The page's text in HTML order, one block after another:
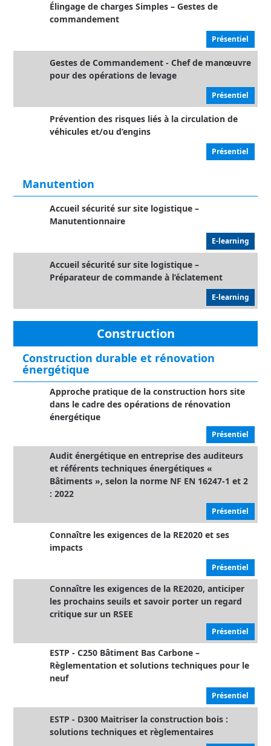
Élingage de charges Simples – Gestes de
commandement
Présentiel
Gestes de Commandement - Chef de manœuvre
pour des opérations de levage
Présentiel
Prévention des risques liés à la circulation de
véhicules et/ou d’engins
Présentiel
Manutention
Accueil sécurité sur site logistique –
Manutentionnaire
E-learning
Accueil sécurité sur site logistique –
Préparateur de commande à l’éclatement
E-learning
Construction
Construction durable et rénovation
énergétique
Approche pratique de la construction hors site
dans le cadre des opérations de rénovation
énergétique
Présentiel
Audit énergétique en entreprise des auditeurs
et référents techniques énergétiques «
Bâtiments », selon la norme NF EN 16247-1 et 2
: 2022
Présentiel
Connaître les exigences de la RE2020 et ses
impacts
Présentiel
Connaître les exigences de la RE2020, anticiper
les prochains seuils et savoir porter un regard
critique sur un RSEE
Présentiel
ESTP - C250 Bâtiment Bas Carbone –
Règlementation et solutions techniques pour le
neuf
Présentiel
ESTP - D300 Maitriser la construction bois :
solutions techniques et règlementaires